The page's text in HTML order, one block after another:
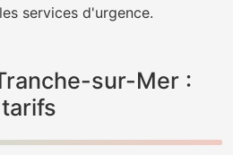
services d'urgence.
sur-Mer :